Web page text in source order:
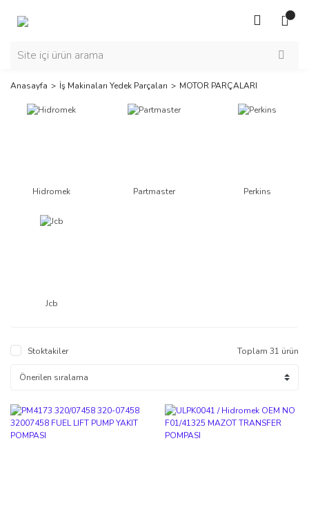
Anasayfa İş Makinaları Yedek Parçaları MOTOR PARÇALARI
Hidromek Partmaster Perkins
Jcb
Stoktakiler Toplam 31 ürün